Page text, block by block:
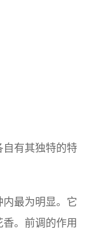
有其独特的特
最为明显。它
。前调的作用